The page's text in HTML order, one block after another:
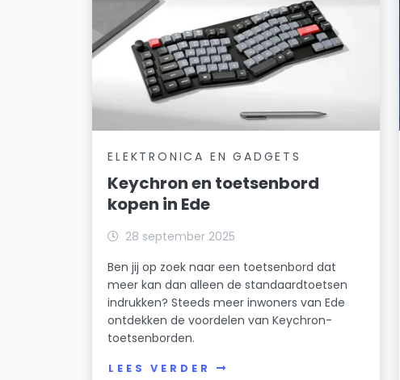
ELEKTRONICA EN GADGETS
Keychron en toetsenbord
kopen in Ede
28 september 2025
Ben jij op zoek naar een toetsenbord dat
meer kan dan alleen de standaardtoetsen
indrukken? Steeds meer inwoners van Ede
ontdekken de voordelen van Keychron-
toetsenborden.
LEES VERDER